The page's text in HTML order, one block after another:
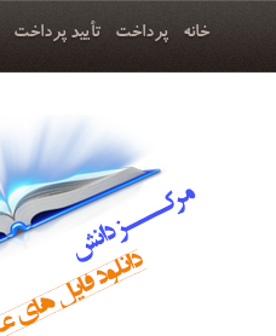
خانه پرداخت تأیید پرداخت